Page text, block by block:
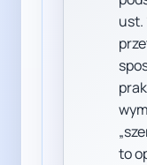
ust.
to